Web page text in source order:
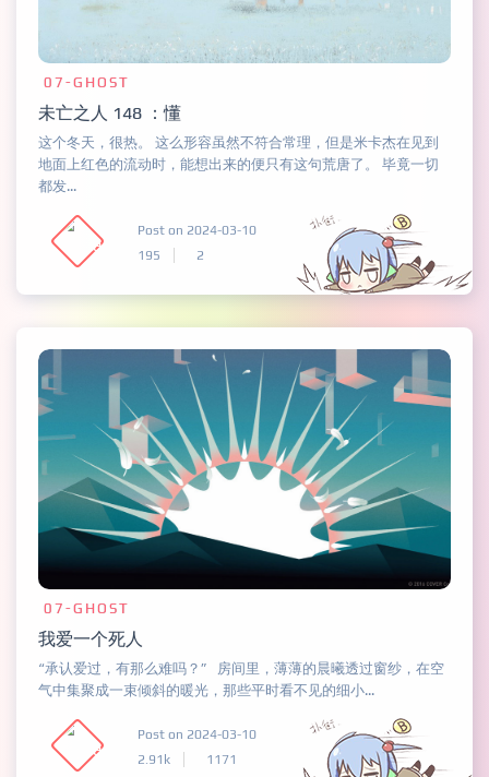
07-GHOST
未亡之人 148 ：懂
这个冬天，很热。 这么形容虽然不符合常理，但是米卡杰在见到
地面上红色的流动时，能想出来的便只有这句荒唐了。 毕竟一切
都发...
Post on 2024-03-10
195
2
07-GHOST
我爱一个死人
“承认爱过，有那么难吗？” 房间里，薄薄的晨曦透过窗纱，在空
气中集聚成一束倾斜的暖光，那些平时看不见的细小...
Post on 2024-03-10
2.91k
1171